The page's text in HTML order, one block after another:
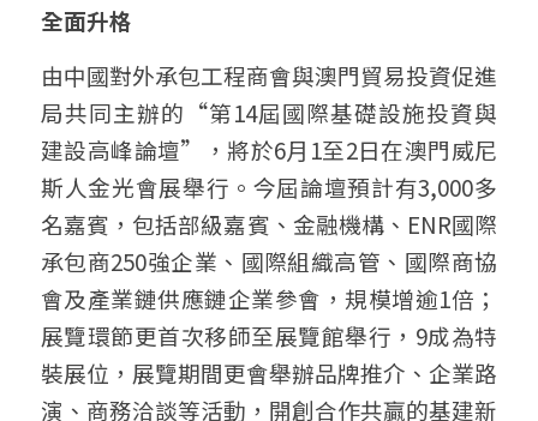
全面升格
由中國對外承包工程商會與澳門貿易投資促進
局共同主辦的“第14屆國際基礎設施投資與
建設高峰論壇”，將於6月1至2日在澳門威尼
斯人金光會展舉行。今屆論壇預計有3,000多
名嘉賓，包括部級嘉賓、金融機構、ENR國際
承包商250強企業、國際組織高管、國際商協
會及產業鏈供應鏈企業參會，規模增逾1倍；
展覽環節更首次移師至展覽館舉行，9成為特
裝展位，展覽期間更會舉辦品牌推介、企業路
演、商務洽談等活動，開創合作共贏的基建新